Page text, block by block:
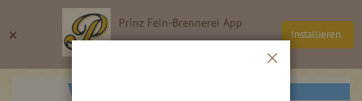
× Prinz Fein-Brennerei App
Installieren
Inhalt
Suche